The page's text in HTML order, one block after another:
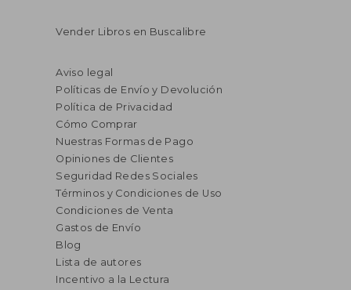
Vender Libros en Buscalibre
Aviso legal
Políticas de Envío y Devolución
Política de Privacidad
Cómo Comprar
Nuestras Formas de Pago
Opiniones de Clientes
Seguridad Redes Sociales
Términos y Condiciones de Uso
Condiciones de Venta
Gastos de Envío
Blog
Lista de autores
Incentivo a la Lectura